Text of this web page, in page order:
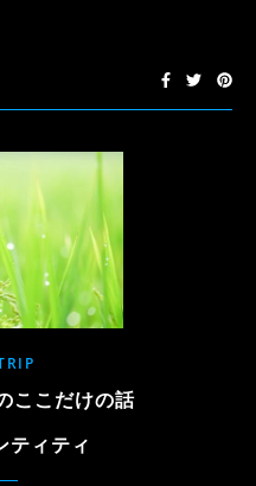
ここだけの話
ティティ